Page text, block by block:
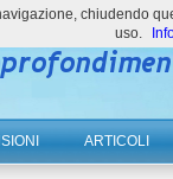
ARTICOLI
chiudendo
uso.